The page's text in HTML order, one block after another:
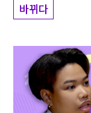
바뀌다